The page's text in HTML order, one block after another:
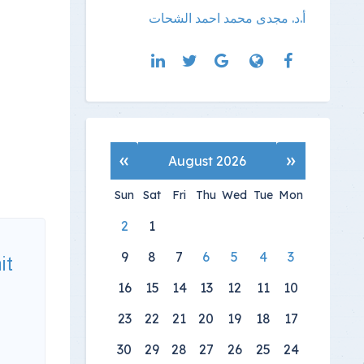
أ.د. مجدى محمد احمد الشحات
«
August 2026
»
Mon
Tue
Wed
Thu
Fri
Sat
Sun
1
2
3
4
5
6
7
8
9
10
11
12
13
14
15
16
17
18
19
20
21
22
23
24
25
26
27
28
29
30